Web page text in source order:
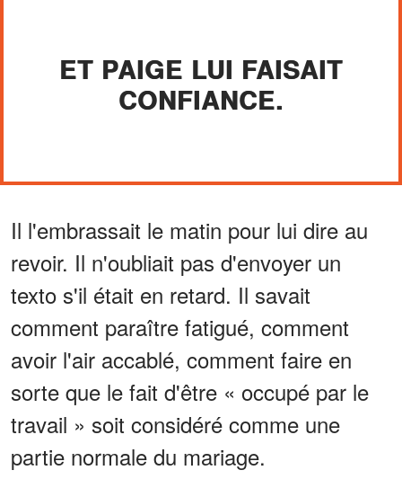
ET PAIGE LUI FAISAIT
CONFIANCE.
Il l'embrassait le matin pour lui dire au
revoir. Il n'oubliait pas d'envoyer un
texto s'il était en retard. Il savait
comment paraître fatigué, comment
avoir l'air accablé, comment faire en
sorte que le fait d'être « occupé par le
travail » soit considéré comme une
partie normale du mariage.